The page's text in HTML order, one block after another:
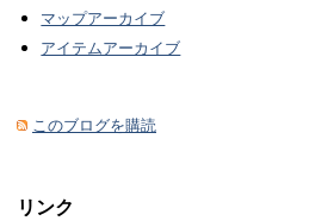
マップアーカイブ
アイテムアーカイブ
このブログを購読
リンク